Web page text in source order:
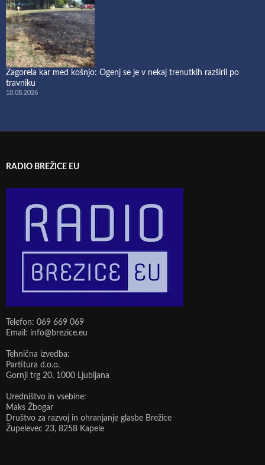
Zagorela kar med košnjo: Ogenj se je v nekaj trenutkih razširil po
travniku
10.08.2026
RADIO BREŽICE EU
Telefon: 069 669 069
Email: info@brezice.eu
Tehnična izvedba:
Partitura d.o.o.
Gornji trg 20, 1000 Ljubljana
Uredništvo in vsebine:
Maks Žbogar
Društvo za razvoj in ohranjanje glasbe Brežice
Župelevec 23, 8258 Kapele